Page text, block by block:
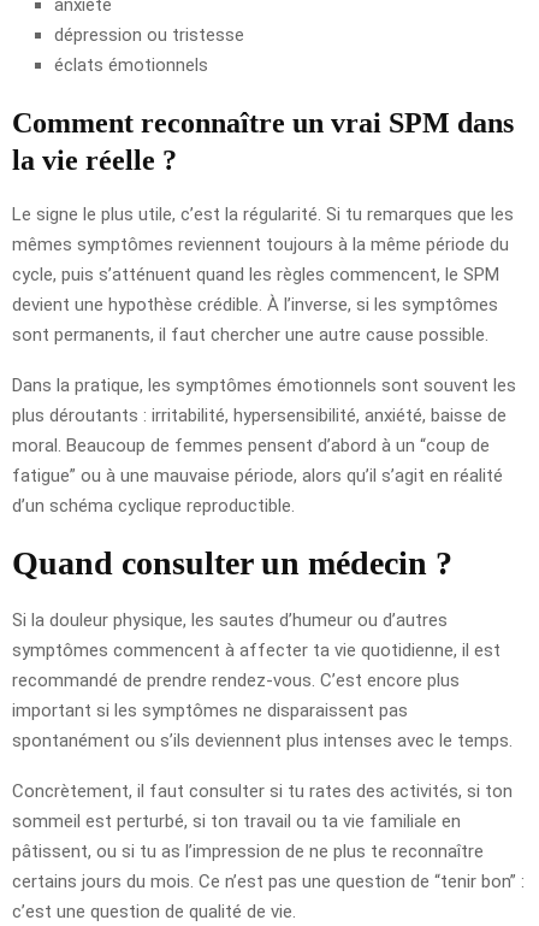
dépression ou tristesse
éclats émotionnels
Comment reconnaître un vrai SPM dans
la vie réelle ?
Le signe le plus utile, c’est la régularité. Si tu remarques que les
mêmes symptômes reviennent toujours à la même période du
cycle, puis s’atténuent quand les règles commencent, le SPM
devient une hypothèse crédible. À l’inverse, si les symptômes
sont permanents, il faut chercher une autre cause possible.
Dans la pratique, les symptômes émotionnels sont souvent les
plus déroutants : irritabilité, hypersensibilité, anxiété, baisse de
moral. Beaucoup de femmes pensent d’abord à un “coup de
fatigue” ou à une mauvaise période, alors qu’il s’agit en réalité
d’un schéma cyclique reproductible.
Quand consulter un médecin ?
Si la douleur physique, les sautes d’humeur ou d’autres
symptômes commencent à affecter ta vie quotidienne, il est
recommandé de prendre rendez-vous. C’est encore plus
important si les symptômes ne disparaissent pas
spontanément ou s’ils deviennent plus intenses avec le temps.
Concrètement, il faut consulter si tu rates des activités, si ton
sommeil est perturbé, si ton travail ou ta vie familiale en
pâtissent, ou si tu as l’impression de ne plus te reconnaître
certains jours du mois. Ce n’est pas une question de “tenir bon” :
c’est une question de qualité de vie.